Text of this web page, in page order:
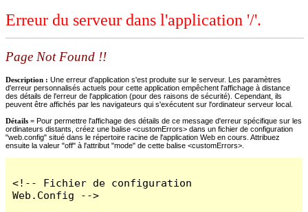
Erreur du serveur dans l'application '/'.
Page Not Found !!
Description : Une erreur d'application s'est produite sur le serveur. Les paramètres
d'erreur personnalisés actuels pour cette application empêchent l'affichage à distance
des détails de l'erreur de l'application (pour des raisons de sécurité). Cependant, ils
peuvent être affichés par les navigateurs qui s'exécutent sur l'ordinateur serveur local.
Détails = Pour permettre l'affichage des détails de ce message d'erreur spécifique sur les
ordinateurs distants, créez une balise <customErrors> dans un fichier de configuration
"web.config" situé dans le répertoire racine de l'application Web en cours. Attribuez
ensuite la valeur "off" à l'attribut "mode" de cette balise <customErrors>.
<!-- Fichier de configuration
Web.Config -->